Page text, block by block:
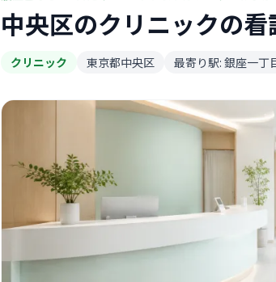
中央区のクリニックの看
クリニック 東京都中央区 最寄り駅: 銀座一丁